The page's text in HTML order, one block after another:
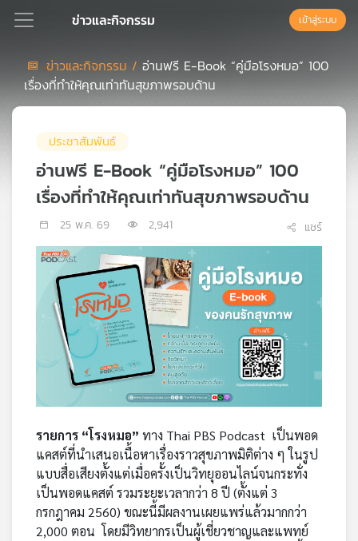
Podcast
แนะนำ
บทความ
เข้าสู่ระบบ
ข่าวและกิจกรรม
ข่าวและกิจกรรม / อ่านฟรี E-Book “คู่มือโรงหมอ” 100
เรื่องที่ทำให้คุณเท่าทันสุขภาพรอบด้าน
ประชาสัมพันธ์
อ่านฟรี E-Book “คู่มือโรงหมอ” 100
เรื่องที่ทำให้คุณเท่าทันสุขภาพรอบด้าน
25 พ.ค. 69 2,941 แชร์
รายการ “โรงหมอ” ทาง Thai PBS Podcast เป็นพอด
แคสต์ที่นำเสนอเนื้อหาเรื่องราวสุขภาพมิติต่าง ๆ ในรูป
แบบสื่อเสียงตั้งแต่เมื่อครั้งเป็นวิทยุออนไลน์จนกระทั่ง
เป็นพอดแคสต์ รวมระยะเวลากว่า 8 ปี (ตั้งแต่ 3
กรกฎาคม 2560) ขณะนี้มีผลงานเผยแพร่แล้วมากกว่า
2,000 ตอน โดยมีวิทยากรเป็นผู้เชี่ยวชาญและแพทย์